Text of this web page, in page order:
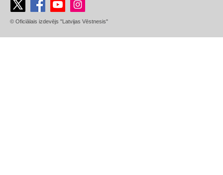
© Oficiālais izdevējs "Latvijas Vēstnesis"